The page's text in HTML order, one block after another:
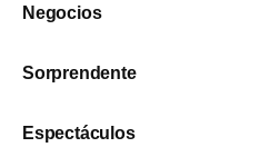
Negocios
Sorprendente
Espectáculos